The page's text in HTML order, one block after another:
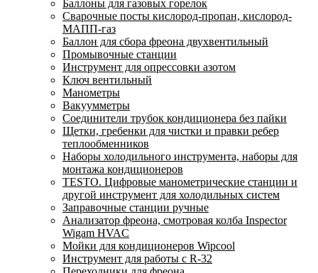
Баллоны для газовых горелок
Сварочные посты кислород-пропан, кислород-
МАПП-газ
Баллон для сбора фреона двухвентильный
Промывочные станции
Инструмент для опрессовки азотом
Ключ вентильный
Манометры
Вакуумметры
Соединители трубок кондиционера без пайки
Щетки, гребенки для чистки и правки ребер
теплообменников
Наборы холодильного инструмента, наборы для
монтажа кондиционеров
TESTO. Цифровые манометрические станции и
другой инструмент для холодильных систем
Заправочные станции ручные
Анализатор фреона, смотровая колба Inspector
Wigam HVAC
Мойки для кондиционеров Wipcool
Инструмент для работы с R-32